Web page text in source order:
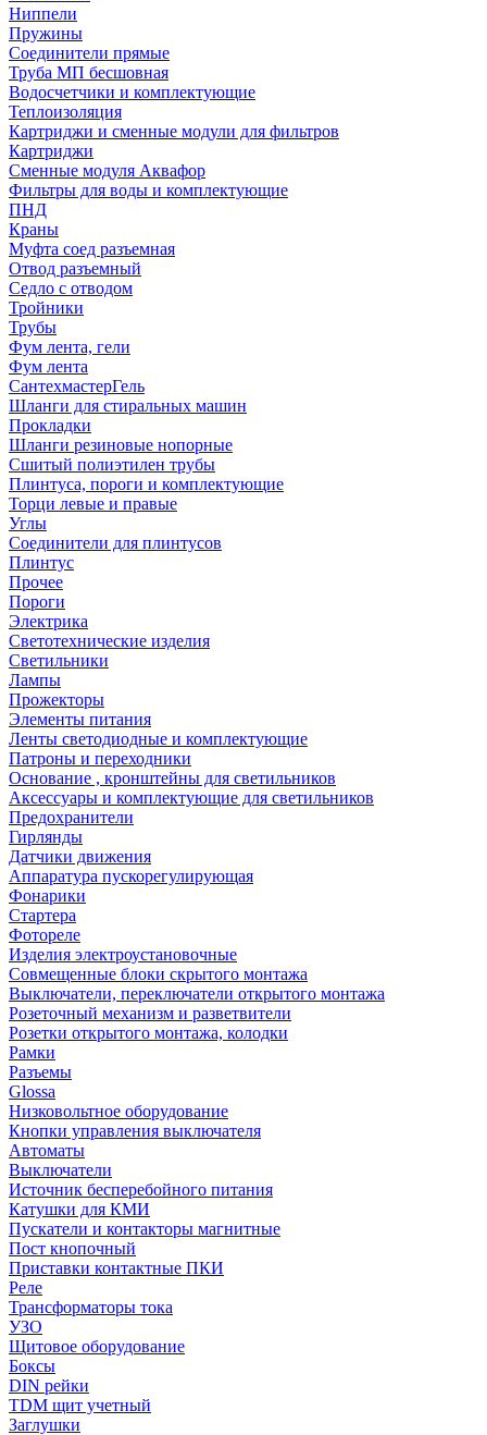
Ниппели
Пружины
Соединители прямые
Труба МП бесшовная
Водосчетчики и комплектующие
Теплоизоляция
Картриджи и сменные модули для фильтров
Картриджи
Сменные модуля Аквафор
Фильтры для воды и комплектующие
ПНД
Краны
Муфта соед разъемная
Отвод разъемный
Седло с отводом
Тройники
Трубы
Фум лента, гели
Фум лента
СантехмастерГель
Шланги для стиральных машин
Прокладки
Шланги резиновые нопорные
Сшитый полиэтилен трубы
Плинтуса, пороги и комплектующие
Торци левые и правые
Углы
Соединители для плинтусов
Плинтус
Прочее
Пороги
Электрика
Светотехнические изделия
Светильники
Лампы
Прожекторы
Элементы питания
Ленты светодиодные и комплектующие
Патроны и переходники
Основание , кронштейны для светильников
Аксессуары и комплектующие для светильников
Предохранители
Гирлянды
Датчики движения
Аппаратура пускорегулирующая
Фонарики
Стартера
Фотореле
Изделия электроустановочные
Совмещенные блоки скрытого монтажа
Выключатели, переключатели открытого монтажа
Розеточный механизм и разветвители
Розетки открытого монтажа, колодки
Рамки
Разъемы
Glossa
Низковольтное оборудование
Кнопки управления выключателя
Автоматы
Выключатели
Источник бесперебойного питания
Катушки для КМИ
Пускатели и контакторы магнитные
Пост кнопочный
Приставки контактные ПКИ
Реле
Трансформаторы тока
УЗО
Щитовое оборудование
Боксы
DIN рейки
TDM щит учетный
Заглушки